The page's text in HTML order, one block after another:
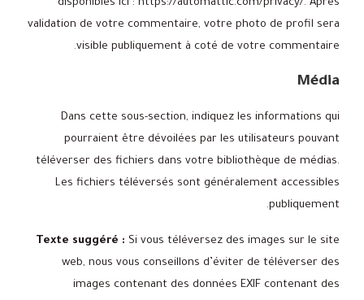
disponibles ici : https://automattic.com/privacy/. Après
validation de votre commentaire, votre photo de profil sera
visible publiquement à coté de votre commentaire.
Média
Dans cette sous-section, indiquez les informations qui
pourraient être dévoilées par les utilisateurs pouvant
téléverser des fichiers dans votre bibliothèque de médias.
Les fichiers téléversés sont généralement accessibles
publiquement.
Texte suggéré : Si vous téléversez des images sur le site
web, nous vous conseillons d’éviter de téléverser des
images contenant des données EXIF contenant des